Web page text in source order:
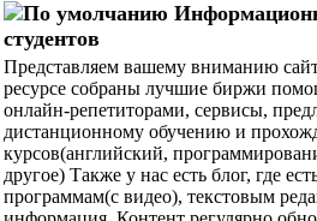
студентов
Представляем вашему вниманию
ресурсе собраны лучшие биржи
онлайн-репетиторами, сервисы,
дистанционному обучению и
курсов(английский,
другое) Также у нас есть блог, где
программам(с видео), текстовым